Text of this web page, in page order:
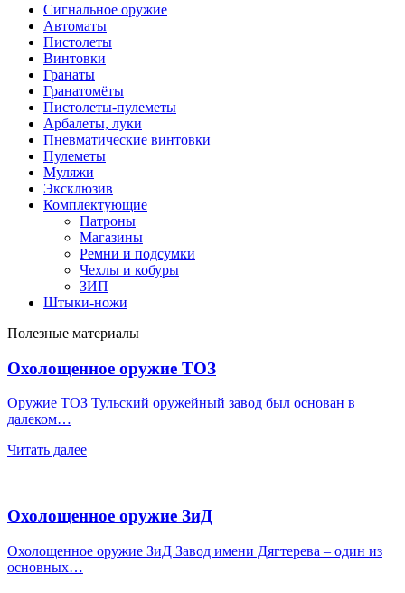
Сигнальное оружие
Автоматы
Пистолеты
Винтовки
Гранаты
Гранатомёты
Пистолеты-пулеметы
Арбалеты, луки
Пневматические винтовки
Пулеметы
Муляжи
Эксклюзив
Комплектующие
Патроны
Магазины
Ремни и подсумки
Чехлы и кобуры
ЗИП
Штыки-ножи
Полезные материалы
Охолощенное оружие ТОЗ
Оружие ТОЗ Тульский оружейный завод был основан в
далеком…
Читать далее
Охолощенное оружие ЗиД
Охолощенное оружие ЗиД Завод имени Дягтерева – один из
основных…